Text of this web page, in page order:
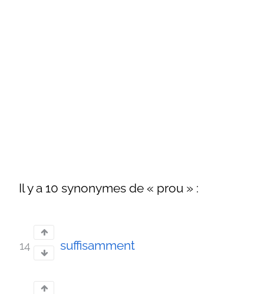
Il y a 10 synonymes de « prou » :
14 suffisamment